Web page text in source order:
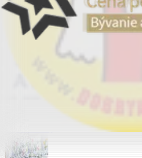
Obliečky Dual Feel®